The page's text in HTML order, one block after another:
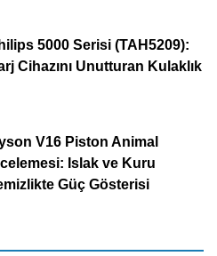
5000 Serisi (TAH5209):
Cihazını Unutturan Kulaklık
V16 Piston Animal
Islak ve Kuru
Güç Gösterisi